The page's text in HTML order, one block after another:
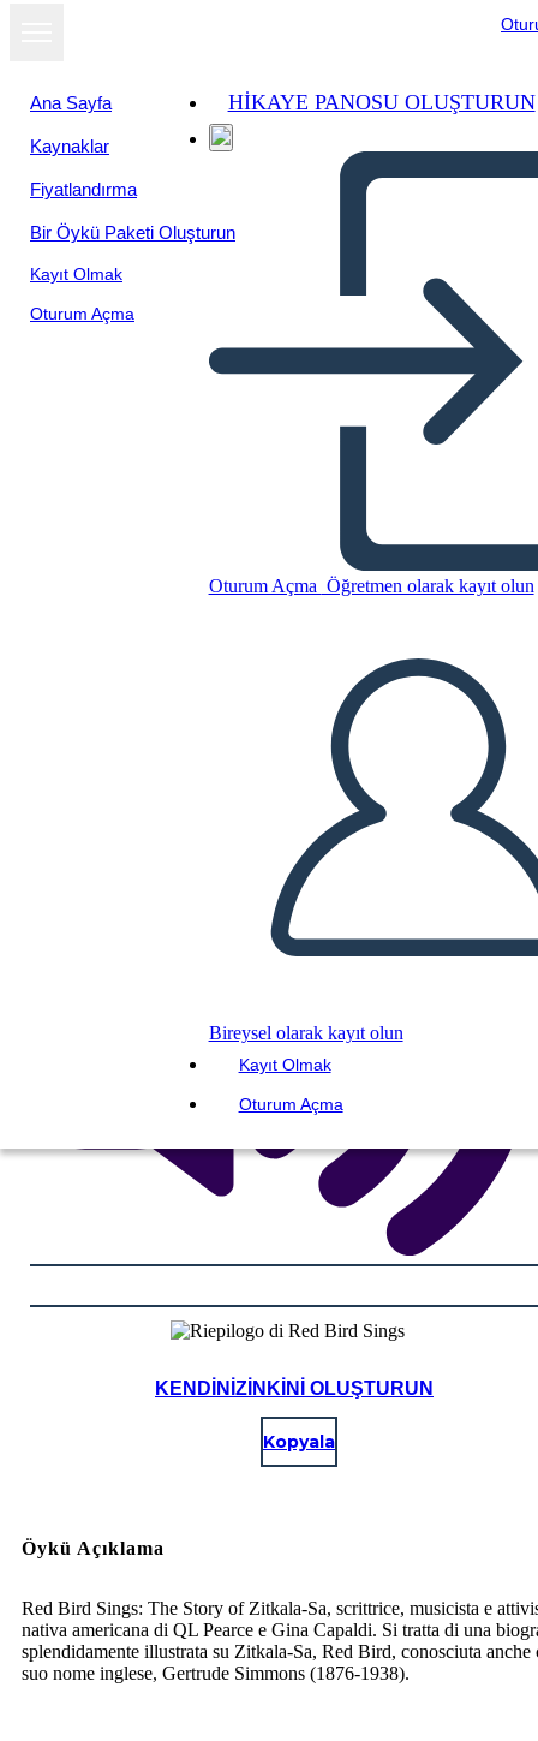
Ana Sayfa
Kaynaklar
Fiyatlandırma
Bir Öykü Paketi Oluşturun
Kayıt Olmak
Oturum Açma
HIKAYE PANOSU OLUŞTURUN
Oturum Açma Öğretmen olarak kayıt olun
Bireysel olarak kayıt olun
Kayıt Olmak
Oturum Açma
Riepilogo di Red Bird Sings
BİR HİKAYE PANOSU OLUŞTUR
SLAYT GÖSTERİSİNİ OYNAT
BENİ OKU
KENDINIZINKINI OLUŞTURUN
Kopyala
Öykü Açıklama
Red Bird Sings: The Story of Zitkala-Sa, scrittrice, musicista e
nativa americana di QL Pearce e Gina Capaldi. Si tratta di una
splendidamente illustrata su Zitkala-Sa, Red Bird, conosciuta anche
suo nome inglese, Gertrude Simmons (1876-1938).